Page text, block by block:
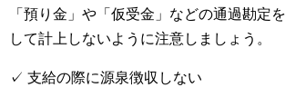
「預り金」や「仮受金」などの通過勘定
して計上しないように注意しましょう。
✓ 支給の際に源泉徴収しない